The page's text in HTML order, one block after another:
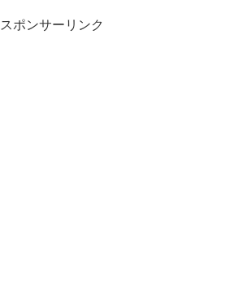
スポンサーリンク